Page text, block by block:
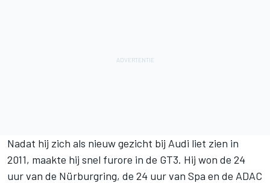
Nadat hij zich als nieuw gezicht bij Audi liet zien in
2011, maakte hij snel furore in de GT3. Hij won de 24
uur van de Nürburgring, de 24 uur van Spa en de ADAC